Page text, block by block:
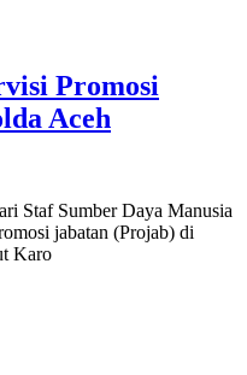
Promosi
Aceh
Staf Sumber Daya Manusia
jabatan (Projab) di
Karo